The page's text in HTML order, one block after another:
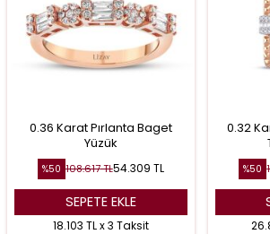
0.36 Karat Pırlanta Baget
Yüzük
%50 108.617TL54.309 TL
SEPETE EKLE
18.103 TL x 3 Taksit
0.32
%50